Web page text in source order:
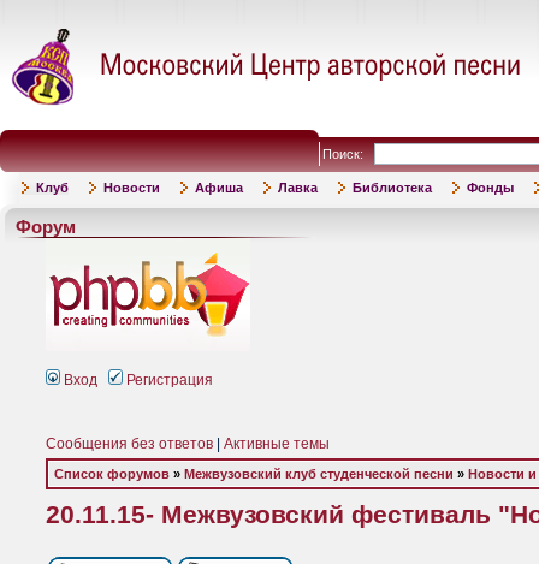
Поиск:
Клуб Новости Афиша Лавка Библиотека Фонды
Форум
Вход Регистрация
Сообщения без ответов Активные темы
Список форумов » Межвузовский клуб студенческой песни » Новости
20.11.15- Межвузовский фестиваль